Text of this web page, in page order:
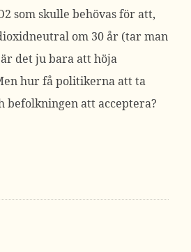
som skulle behövas för att,
om 30 år (tar man
det ju bara att höja
hur få politikerna att ta
befolkningen att acceptera?